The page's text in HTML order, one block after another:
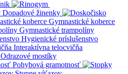
Dopadové žinenky
Gymnastické koberce
Gymnastické trampolíny
Hygienické príslušenstvo
Interaktívna telocvičňa
Odrazové mostíky
Pohybová gramotnosť